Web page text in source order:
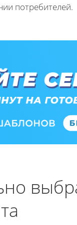
потребителей.